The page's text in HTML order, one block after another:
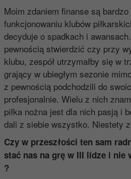
Moim zdaniem finanse są
funkcjonowaniu klubów
decyduje o spadkach i
pewnością stwierdzić czy przy
klubu, zespół utrzymałby się w
grający w ubiegłym sezonie
z pewnością podchodzili do
profesjonalnie. Wielu z nich
piłka nożna jest dla nich pasją i
dali z siebie wszystko. Niestety
Czy w przeszłości ten sam
stać nas na grę w III lidze i nie
?